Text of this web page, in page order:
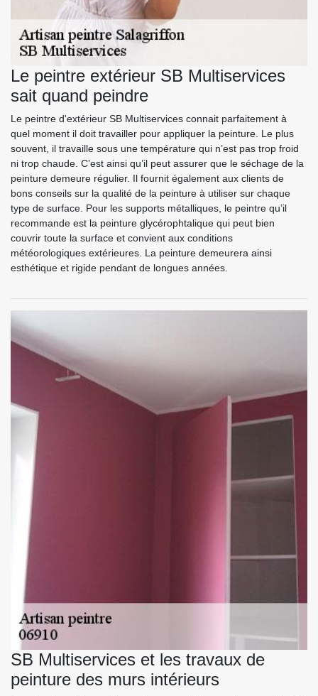
Le peintre extérieur SB Multiservices
sait quand peindre
Le peintre d'extérieur SB Multiservices connait parfaitement à
quel moment il doit travailler pour appliquer la peinture. Le plus
souvent, il travaille sous une température qui n’est pas trop froid
ni trop chaude. C’est ainsi qu’il peut assurer que le séchage de la
peinture demeure régulier. Il fournit également aux clients de
bons conseils sur la qualité de la peinture à utiliser sur chaque
type de surface. Pour les supports métalliques, le peintre qu’il
recommande est la peinture glycérophtalique qui peut bien
couvrir toute la surface et convient aux conditions
météorologiques extérieures. La peinture demeurera ainsi
esthétique et rigide pendant de longues années.
SB Multiservices et les travaux de
peinture des murs intérieurs